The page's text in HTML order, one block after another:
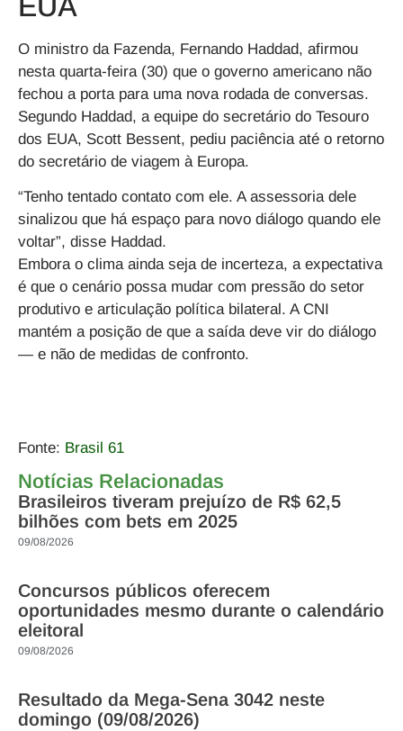
O ministro da Fazenda, Fernando Haddad, afirmou
nesta quarta-feira (30) que o governo americano não
fechou a porta para uma nova rodada de conversas.
Segundo Haddad, a equipe do secretário do Tesouro
dos EUA, Scott Bessent, pediu paciência até o retorno
do secretário de viagem à Europa.
“Tenho tentado contato com ele. A assessoria dele
sinalizou que há espaço para novo diálogo quando ele
voltar”, disse Haddad.
Embora o clima ainda seja de incerteza, a expectativa
é que o cenário possa mudar com pressão do setor
produtivo e articulação política bilateral. A CNI
mantém a posição de que a saída deve vir do diálogo
— e não de medidas de confronto.
Fonte: Brasil 61
Notícias Relacionadas
Brasileiros tiveram prejuízo de R$ 62,5
bilhões com bets em 2025
09/08/2026
Concursos públicos oferecem
oportunidades mesmo durante o calendário
eleitoral
09/08/2026
Resultado da Mega-Sena 3042 neste
domingo (09/08/2026)